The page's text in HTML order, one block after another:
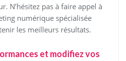
N’hésitez pas à faire appel à
numérique spécialisée
les meilleurs résultats.
et modifiez vos